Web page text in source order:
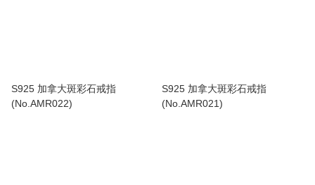
S925 加拿大斑彩石戒指
(No.AMR022)
S925 加拿大斑彩石戒指
(No.AMR021)